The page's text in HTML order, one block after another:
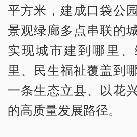
平方米，建成口袋公
景观绿廊多点串联的
实现城市建到哪里
里、民生福祉覆盖到
一条生态立县、以花
的高质量发展路径。